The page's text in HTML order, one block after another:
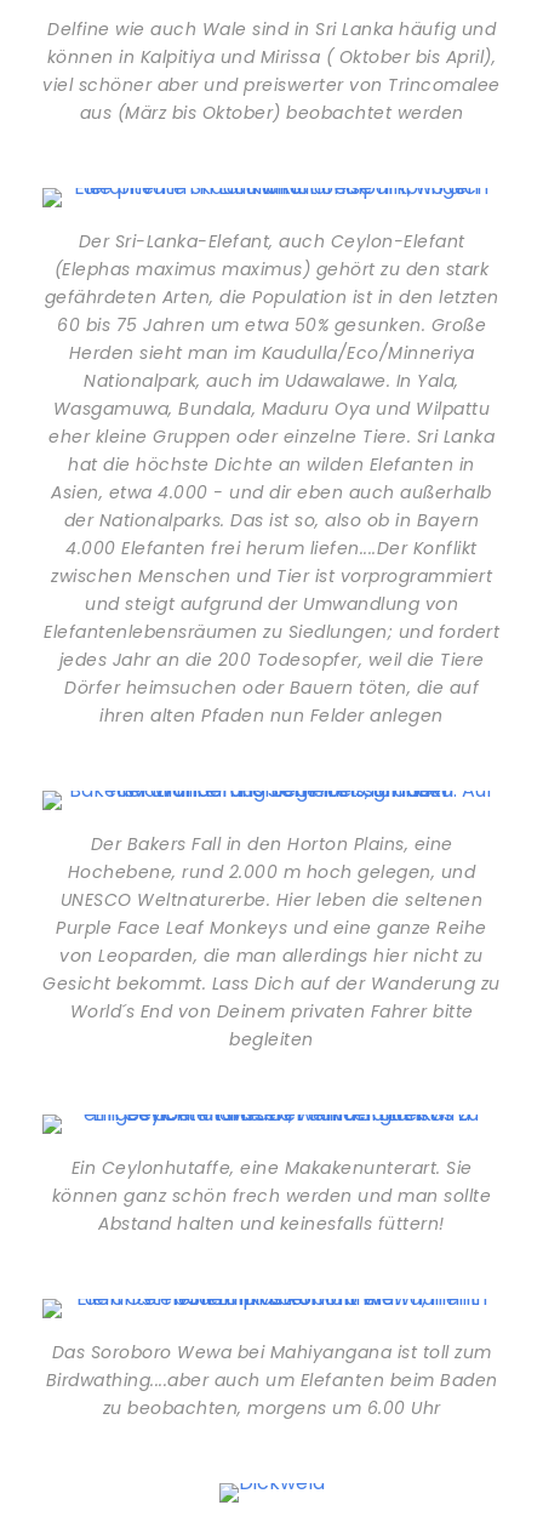
Delfine wie auch Wale sind in Sri Lanka häufig und
können in Kalpitiya und Mirissa ( Oktober bis April),
viel schöner aber und preiswerter von Trincomalee
aus (März bis Oktober) beobachtet werden
Der Sri-Lanka-Elefant, auch Ceylon-Elefant
(Elephas maximus maximus) gehört zu den stark
gefährdeten Arten, die Population ist in den letzten
60 bis 75 Jahren um etwa 50% gesunken. Große
Herden sieht man im Kaudulla/Eco/Minneriya
Nationalpark, auch im Udawalawe. In Yala,
Wasgamuwa, Bundala, Maduru Oya und Wilpattu
eher kleine Gruppen oder einzelne Tiere. Sri Lanka
hat die höchste Dichte an wilden Elefanten in
Asien, etwa 4.000 - und dir eben auch außerhalb
der Nationalparks. Das ist so, also ob in Bayern
4.000 Elefanten frei herum liefen....Der Konflikt
zwischen Menschen und Tier ist vorprogrammiert
und steigt aufgrund der Umwandlung von
Elefantenlebensräumen zu Siedlungen; und fordert
jedes Jahr an die 200 Todesopfer, weil die Tiere
Dörfer heimsuchen oder Bauern töten, die auf
ihren alten Pfaden nun Felder anlegen
Der Bakers Fall in den Horton Plains, eine
Hochebene, rund 2.000 m hoch gelegen, und
UNESCO Weltnaturerbe. Hier leben die seltenen
Purple Face Leaf Monkeys und eine ganze Reihe
von Leoparden, die man allerdings hier nicht zu
Gesicht bekommt. Lass Dich auf der Wanderung zu
World´s End von Deinem privaten Fahrer bitte
begleiten
Ein Ceylonhutaffe, eine Makakenunterart. Sie
können ganz schön frech werden und man sollte
Abstand halten und keinesfalls füttern!
Das Soroboro Wewa bei Mahiyangana ist toll zum
Birdwathing....aber auch um Elefanten beim Baden
zu beobachten, morgens um 6.00 Uhr